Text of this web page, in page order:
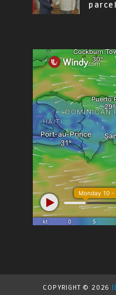
COPYRIGHT © 2026